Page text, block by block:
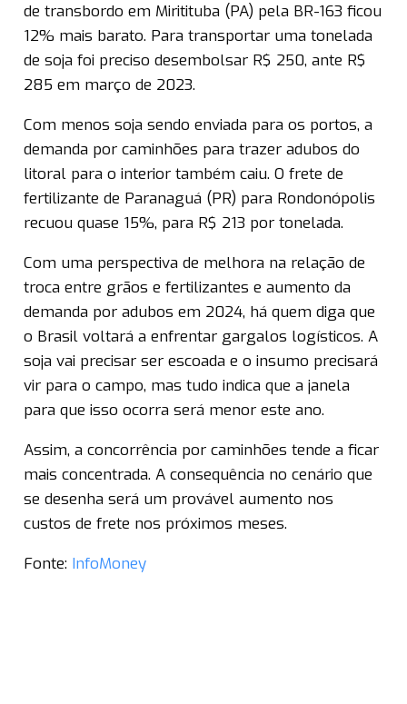
de transbordo em Miritituba (PA) pela BR-163 ficou
12% mais barato. Para transportar uma tonelada
de soja foi preciso desembolsar R$ 250, ante R$
285 em março de 2023.
Com menos soja sendo enviada para os portos, a
demanda por caminhões para trazer adubos do
litoral para o interior também caiu. O frete de
fertilizante de Paranaguá (PR) para Rondonópolis
recuou quase 15%, para R$ 213 por tonelada.
Com uma perspectiva de melhora na relação de
troca entre grãos e fertilizantes e aumento da
demanda por adubos em 2024, há quem diga que
o Brasil voltará a enfrentar gargalos logísticos. A
soja vai precisar ser escoada e o insumo precisará
vir para o campo, mas tudo indica que a janela
para que isso ocorra será menor este ano.
Assim, a concorrência por caminhões tende a ficar
mais concentrada. A consequência no cenário que
se desenha será um provável aumento nos
custos de frete nos próximos meses.
Fonte: InfoMoney